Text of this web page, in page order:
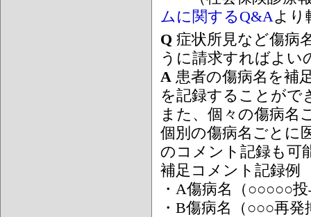
ムに関するQ&Aより
Q 症状所見など傷病
うに請求すればよい
A 患者の傷病名を補
を記録することがで
また、個々の傷病名
個別の傷病名ごとに
のコメント記録も可
補足コメント記録例
・A傷病名（○○○○○
・B傷病名（○○○再